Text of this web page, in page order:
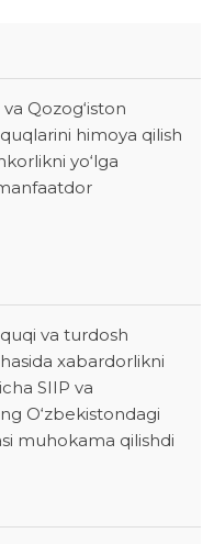
Qozog‘iston
himoya qilish
yo‘lga
va turdosh
xabardorlikni
SIIP va
O‘zbekistondagi
muhokama qilishdi